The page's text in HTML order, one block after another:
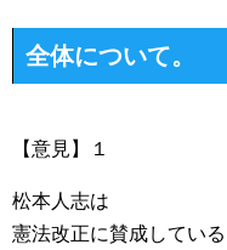
全体について。
【意見】１
松本人志は
憲法改正に賛成している